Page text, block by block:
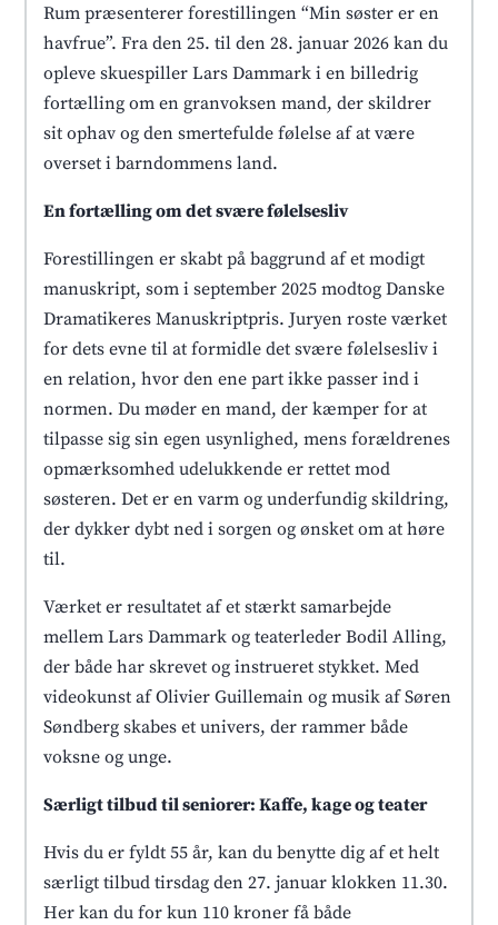
Rum præsenterer forestillingen “Min søster er en
havfrue”. Fra den 25. til den 28. januar 2026 kan du
opleve skuespiller Lars Dammark i en billedrig
fortælling om en granvoksen mand, der skildrer
sit ophav og den smertefulde følelse af at være
overset i barndommens land.
En fortælling om det svære følelsesliv
Forestillingen er skabt på baggrund af et modigt
manuskript, som i september 2025 modtog Danske
Dramatikeres Manuskriptpris. Juryen roste værket
for dets evne til at formidle det svære følelsesliv i
en relation, hvor den ene part ikke passer ind i
normen. Du møder en mand, der kæmper for at
tilpasse sig sin egen usynlighed, mens forældrenes
opmærksomhed udelukkende er rettet mod
søsteren. Det er en varm og underfundig skildring,
der dykker dybt ned i sorgen og ønsket om at høre
til.
Værket er resultatet af et stærkt samarbejde
mellem Lars Dammark og teaterleder Bodil Alling,
der både har skrevet og instrueret stykket. Med
videokunst af Olivier Guillemain og musik af Søren
Søndberg skabes et univers, der rammer både
voksne og unge.
Særligt tilbud til seniorer: Kaffe, kage og teater
Hvis du er fyldt 55 år, kan du benytte dig af et helt
særligt tilbud tirsdag den 27. januar klokken 11.30.
Her kan du for kun 110 kroner få både